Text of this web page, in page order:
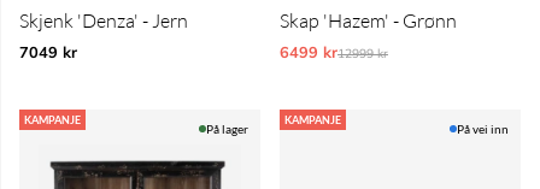
Skjenk 'Denza' - Jern
7049 kr
Skap 'Hazem' - Grønn
6499 krVanlig pris:
12999 kr
KAMPANJE
På lager
KAMPANJE
På vei inn